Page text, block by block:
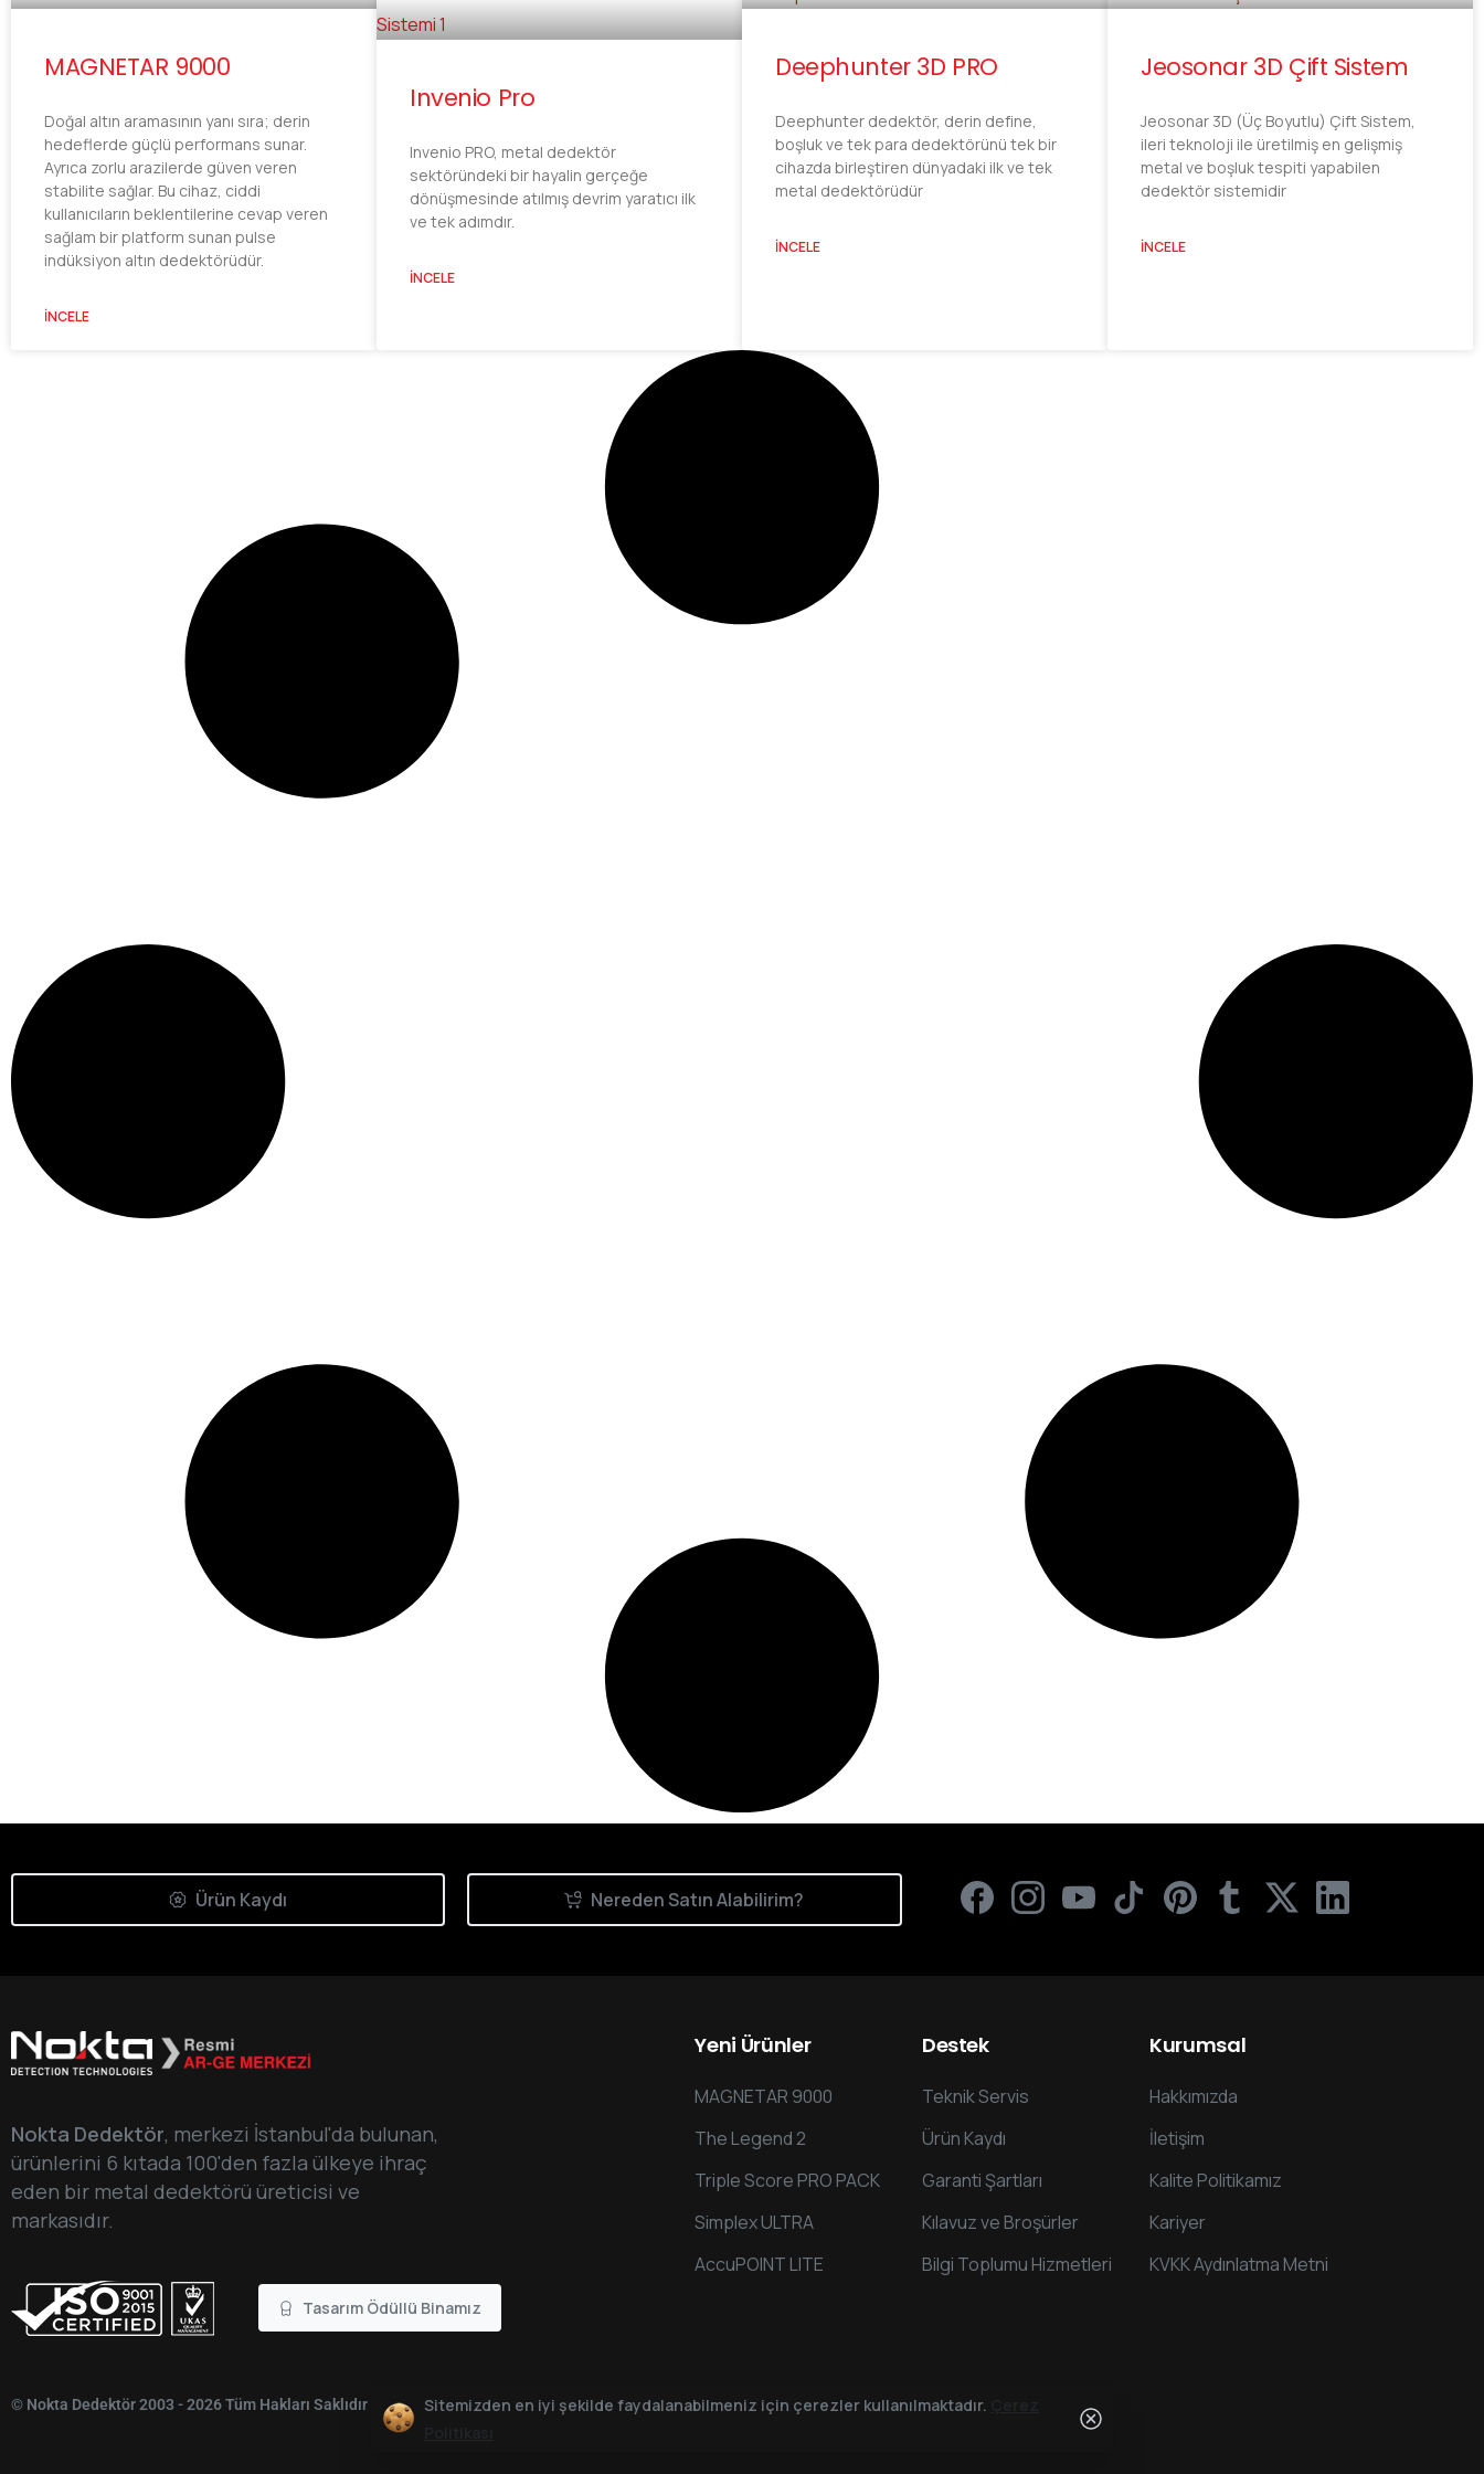
MAGNETAR 9000
Doğal altın aramasının yanı sıra; derin
hedeflerde güçlü performans sunar.
Ayrıca zorlu arazilerde güven veren
stabilite sağlar. Bu cihaz, ciddi
kullanıcıların beklentilerine cevap veren
sağlam bir platform sunan pulse
indüksiyon altın dedektörüdür.
İNCELE
Invenio Pro
Invenio PRO, metal dedektör
sektöründeki bir hayalin gerçeğe
dönüşmesinde atılmış devrim yaratıcı ilk
ve tek adımdır.
İNCELE
Deephunter 3D PRO
Deephunter dedektör, derin define,
boşluk ve tek para dedektörünü tek bir
cihazda birleştiren dünyadaki ilk ve tek
metal dedektörüdür
İNCELE
Jeosonar 3D Çift Sistem
Jeosonar 3D (Üç Boyutlu) Çift Sistem,
ileri teknoloji ile üretilmiş en gelişmiş
metal ve boşluk tespiti yapabilen
dedektör sistemidir
İNCELE
Ürün Kaydı Nereden Satın Alabilirim?
Nokta Dedektör, merkezi İstanbul'da bulunan,
ürünlerini 6 kıtada 100'den fazla ülkeye ihraç
eden bir metal dedektörü üreticisi ve
markasıdır.
Tasarım Ödüllü Binamız
© Nokta Dedektör 2003 - 2026 Tüm Hakları Saklıdır
Yeni Ürünler
MAGNETAR 9000
The Legend 2
Triple Score PRO PACK
Simplex ULTRA
AccuPOINT LITE
Destek
Teknik Servis
Ürün Kaydı
Garanti Şartları
Kılavuz ve Broşürler
Bilgi Toplumu Hizmetleri
Kurumsal
Hakkımızda
İletişim
Kalite Politikamız
Kariyer
KVKK Aydınlatma Metni
Sitemizden en iyi şekilde faydalanabilmeniz için çerezler kullanılmaktadır.